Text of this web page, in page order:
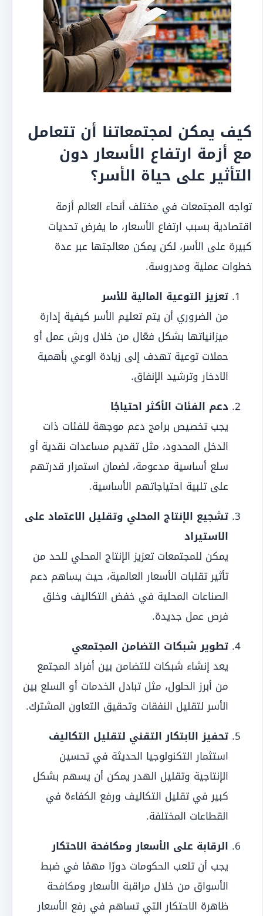
كيف يمكن لمجتمعاتنا أن تتعامل
مع أزمة ارتفاع الأسعار دون
التأثير على حياة الأسر؟
تواجه المجتمعات في مختلف أنحاء العالم أزمة
اقتصادية بسبب ارتفاع الأسعار، ما يفرض تحديات
كبيرة على الأسر، لكن يمكن معالجتها عبر عدة
خطوات عملية ومدروسة.
تعزيز التوعية المالية للأسر
من الضروري أن يتم تعليم الأسر كيفية إدارة
ميزانياتها بشكل فعّال من خلال ورش عمل أو
حملات توعية تهدف إلى زيادة الوعي بأهمية
الادخار وترشيد الإنفاق.
دعم الفئات الأكثر احتياجًا
يجب تخصيص برامج دعم موجهة للفئات ذات
الدخل المحدود، مثل تقديم مساعدات نقدية أو
سلع أساسية مدعومة، لضمان استمرار قدرتهم
على تلبية احتياجاتهم الأساسية.
تشجيع الإنتاج المحلي وتقليل الاعتماد على
الاستيراد
يمكن للمجتمعات تعزيز الإنتاج المحلي للحد من
تأثير تقلبات الأسعار العالمية، حيث يساهم دعم
الصناعات المحلية في خفض التكاليف وخلق
فرص عمل جديدة.
تطوير شبكات التضامن المجتمعي
يعد إنشاء شبكات للتضامن بين أفراد المجتمع
من أبرز الحلول، مثل تبادل الخدمات أو السلع بين
الأسر لتقليل النفقات وتحقيق التعاون المشترك.
تحفيز الابتكار التقني لتقليل التكاليف
استثمار التكنولوجيا الحديثة في تحسين
الإنتاجية وتقليل الهدر يمكن أن يسهم بشكل
كبير في تقليل التكاليف ورفع الكفاءة في
القطاعات المختلفة.
الرقابة على الأسعار ومكافحة الاحتكار
يجب أن تلعب الحكومات دورًا مهمًا في ضبط
الأسواق من خلال مراقبة الأسعار ومكافحة
ظاهرة الاحتكار التي تساهم في رفع الأسعار